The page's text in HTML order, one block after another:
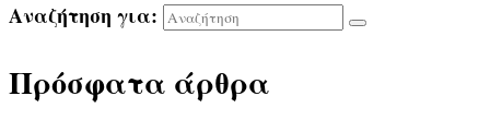
Αναζήτηση για:
Πρόσφατα άρθρα